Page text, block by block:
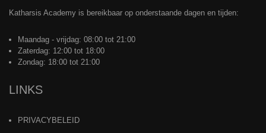
Katharsis Academy is bereikbaar op onderstaande dagen en tijden:
Maandag - vrijdag: 08:00 tot 21:00
Zaterdag: 12:00 tot 18:00
Zondag: 18:00 tot 21:00
LINKS
PRIVACYBELEID